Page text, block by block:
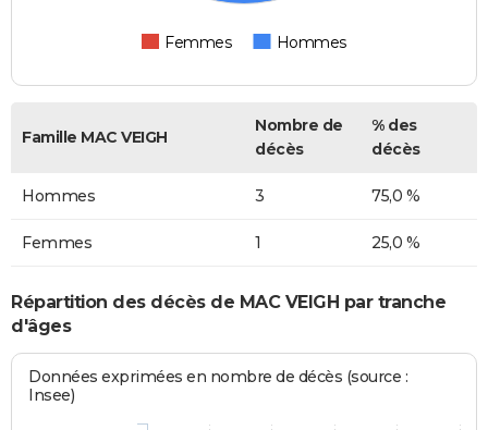
Femmes Hommes
Famille MAC VEIGH
Nombre de
décès
% des
décès
Hommes 3 75,0 %
Femmes 1 25,0 %
Répartition des décès de MAC VEIGH par tranche
d'âges
Données exprimées en nombre de décès (source :
Insee)